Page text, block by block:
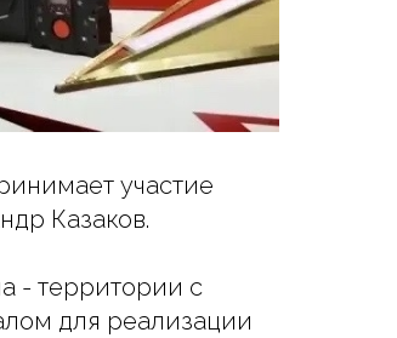
участие
Казаков.
- территории с
для реализации